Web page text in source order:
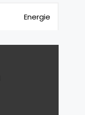
Energie